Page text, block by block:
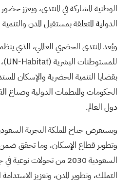
الوطنية المشاركة في المنتدى، ويعزز
الدولية المتعلقة بمستقبل المدن
ويُعد المنتدى الحضري العالمي، الذي
للمستوطنات البشرية (UN-Habitat
بقضايا التنمية الحضرية والإسكان
الحكومات والمنظمات الدولية وصناع
دول العالم.
ويستعرض جناح المملكة التجربة
وتطوير قطاع الإسكان، وما تحقق
السعودية 2030 من تحولات
التملك، وتطوير المدن، وتعزيز